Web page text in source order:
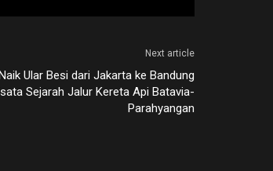
Next article
Ular Besi dari Jakarta ke Bandung
Sejarah Jalur Kereta Api Batavia-
Parahyangan